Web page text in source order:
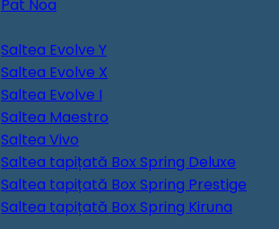
Pat Noa
Saltea Evolve Y
Saltea Evolve X
Saltea Evolve I
Saltea Maestro
Saltea Vivo
Saltea tapițată Box Spring Deluxe
Saltea tapițată Box Spring Prestige
Saltea tapițată Box Spring Kiruna